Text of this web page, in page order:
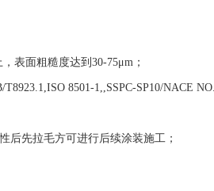
表面粗糙度达到30-75μm；
8501-1,,SSPC-SP10/NACE
后先拉毛方可进行后续涂装施工；